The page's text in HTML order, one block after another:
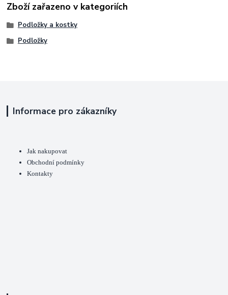
Zboží zařazeno v kategoriích
Podložky a kostky
Podložky
Informace pro zákazníky
Jak nakupovat
Obchodní podmínky
Kontakty